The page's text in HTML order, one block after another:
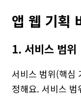
앱 웹 기획
1. 서비스 범위
서비스 범위(핵심
정해요. 서비스